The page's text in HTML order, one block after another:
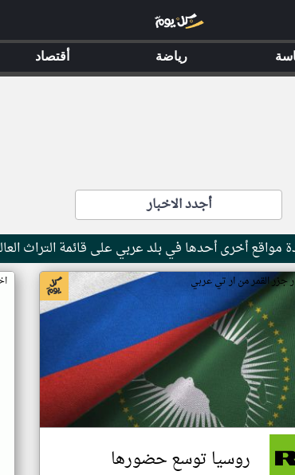
أجدد الاخبار
أخرى أحدها في بلد عربي على قائمة التراث
جزر القمر من ار تي عربي
روسيا توسع حضورها
رياضة أقتصاد